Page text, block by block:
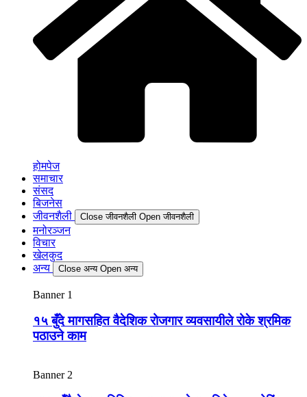
होमपेज
समाचार
संसद
बिजनेस
जीवनशैली
Close जीवनशैली Open जीवनशैली
मनोरञ्जन
विचार
खेलकुद
अन्य
Close अन्य Open अन्य
Banner 1
१५ बुँदे मागसहित वैदेशिक रोजगार व्यवसायीले रोके श्रमिक
पठाउने काम
Banner 2